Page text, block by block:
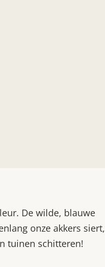
De wilde, blauwe
onze akkers siert,
tuinen schitteren!